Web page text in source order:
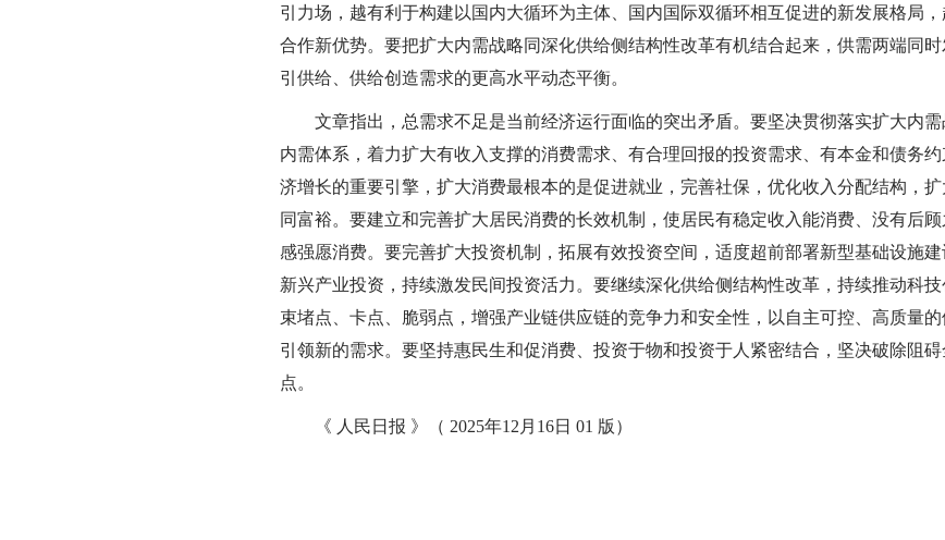
引力场，越有利于构建以国内大循环为主体、国内国际双循环相互促进的新发展格局
合作新优势。要把扩大内需战略同深化供给侧结构性改革有机结合起来，供需两端同
引供给、供给创造需求的更高水平动态平衡。
文章指出，总需求不足是当前经济运行面临的突出矛盾。要坚决贯彻落实扩大内需
内需体系，着力扩大有收入支撑的消费需求、有合理回报的投资需求、有本金和债务
济增长的重要引擎，扩大消费最根本的是促进就业，完善社保，优化收入分配结构，
同富裕。要建立和完善扩大居民消费的长效机制，使居民有稳定收入能消费、没有后
感强愿消费。要完善扩大投资机制，拓展有效投资空间，适度超前部署新型基础设施
新兴产业投资，持续激发民间投资活力。要继续深化供给侧结构性改革，持续推动科
束堵点、卡点、脆弱点，增强产业链供应链的竞争力和安全性，以自主可控、高质量
引领新的需求。要坚持惠民生和促消费、投资于物和投资于人紧密结合，坚决破除阻
点。
《 人民日报 》（ 2025年12月16日 01 版）